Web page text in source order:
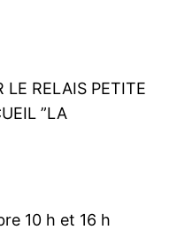
LE RELAIS PETITE
”LA
10 h et 16 h